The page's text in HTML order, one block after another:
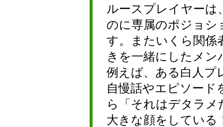
ルースプレイヤー
のに専属のポジョ
す。またいくら関係
きを一緒にしたメン
例えば、ある白人プ
自慢話やエピソード
ら「それはデタラ
大きな顔をしている